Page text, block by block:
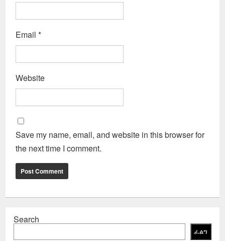
Email*
Website
Save my name, email, and website in this browser for
the next time I comment.
Search
ፈልግ